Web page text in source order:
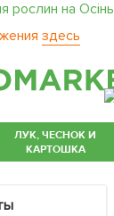
здесь
ЛУК, ЧЕСНОК И
КАРТОШКА